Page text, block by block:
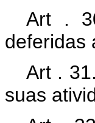
Art .
deferidas
Art .
suas